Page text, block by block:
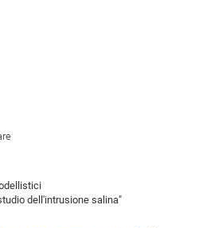
dell'intrusione salina"